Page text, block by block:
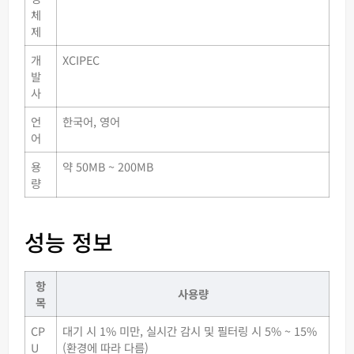
체
제
개
발
사
XCIPEC
언
어
한국어, 영어
용
량
약 50MB ~ 200MB
성능 정보
항
목
사용량
CP
U
대기 시 1% 미만, 실시간 감시 및 필터링 시 5% ~ 15%
(환경에 따라 다름)